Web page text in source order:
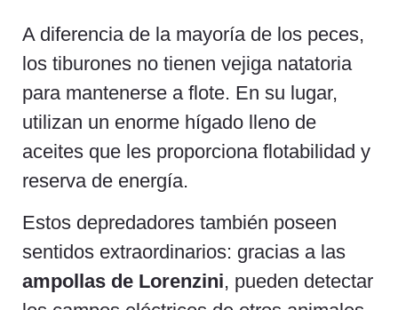
A diferencia de la mayoría de los peces,
los tiburones no tienen vejiga natatoria
para mantenerse a flote. En su lugar,
utilizan un enorme hígado lleno de
aceites que les proporciona flotabilidad y
reserva de energía.
Estos depredadores también poseen
sentidos extraordinarios: gracias a las
ampollas de Lorenzini, pueden detectar